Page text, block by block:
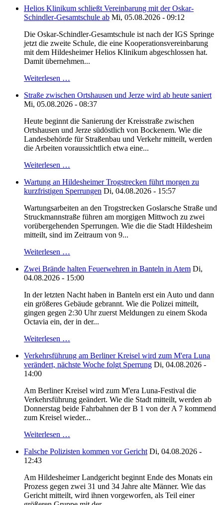
Helios Klinikum schließt Vereinbarung mit der Oskar-
Schindler-Gesamtschule ab Mi, 05.08.2026 - 09:12
Die Oskar-Schindler-Gesamtschule ist nach der IGS Springe
jetzt die zweite Schule, die eine Kooperationsvereinbarung
mit dem Hildesheimer Helios Klinikum abgeschlossen hat.
Damit übernehmen...
Weiterlesen …
Straße zwischen Ortshausen und Jerze wird ab heute saniert
Mi, 05.08.2026 - 08:37
Heute beginnt die Sanierung der Kreisstraße zwischen
Ortshausen und Jerze südöstlich von Bockenem. Wie die
Landesbehörde für Straßenbau und Verkehr mitteilt, werden
die Arbeiten voraussichtlich etwa eine...
Weiterlesen …
Wartung an Hildesheimer Trogstrecken führt morgen zu
kurzfristigen Sperrungen Di, 04.08.2026 - 15:57
Wartungsarbeiten an den Trogstrecken Goslarsche Straße und
Struckmannstraße führen am morgigen Mittwoch zu zwei
vorübergehenden Sperrungen. Wie die die Stadt Hildesheim
mitteilt, sind im Zeitraum von 9...
Weiterlesen …
Zwei Brände halten Feuerwehren in Banteln in Atem Di,
04.08.2026 - 15:00
In der letzten Nacht haben in Banteln erst ein Auto und dann
ein größeres Gebäude gebrannt. Wie die Polizei mitteilt,
gingen gegen 2:30 Uhr zuerst Meldungen zu einem Skoda
Octavia ein, der in der...
Weiterlesen …
Verkehrsführung am Berliner Kreisel wird zum M'era Luna
verändert, nächste Woche folgt Sperrung Di, 04.08.2026 -
14:00
Am Berliner Kreisel wird zum M'era Luna-Festival die
Verkehrsführung geändert. Wie die Stadt mitteilt, werden ab
Donnerstag beide Fahrbahnen der B 1 von der A 7 kommend
zum Kreisel wieder...
Weiterlesen …
Falsche Polizisten kommen vor Gericht Di, 04.08.2026 -
12:43
Am Hildesheimer Landgericht beginnt Ende des Monats ein
Prozess gegen zwei 31 und 34 Jahre alte Männer. Wie das
Gericht mitteilt, wird ihnen vorgeworfen, als Teil einer